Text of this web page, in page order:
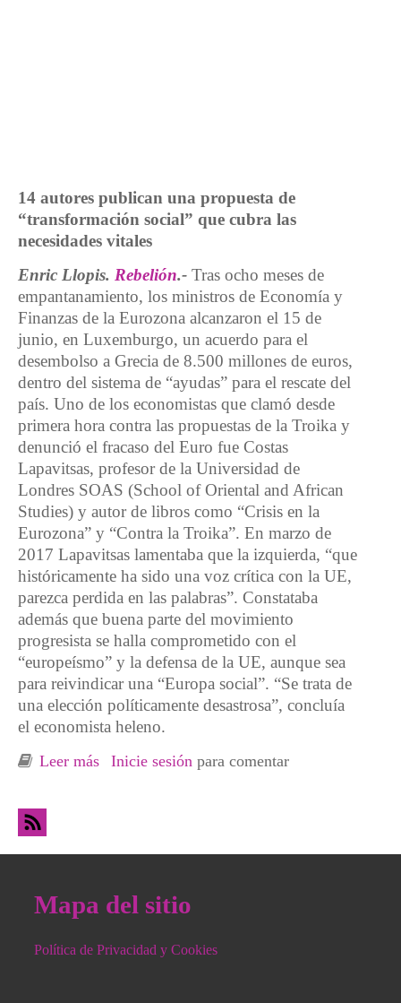
14 autores publican una propuesta de
“transformación social” que cubra las
necesidades vitales
Enric Llopis. Rebelión.- Tras ocho meses de
empantanamiento, los ministros de Economía y
Finanzas de la Eurozona alcanzaron el 15 de
junio, en Luxemburgo, un acuerdo para el
desembolso a Grecia de 8.500 millones de euros,
dentro del sistema de “ayudas” para el rescate del
país. Uno de los economistas que clamó desde
primera hora contra las propuestas de la Troika y
denunció el fracaso del Euro fue Costas
Lapavitsas, profesor de la Universidad de
Londres SOAS (School of Oriental and African
Studies) y autor de libros como “Crisis en la
Eurozona” y “Contra la Troika”. En marzo de
2017 Lapavitsas lamentaba que la izquierda, “que
históricamente ha sido una voz crítica con la UE,
parezca perdida en las palabras”. Constataba
además que buena parte del movimiento
progresista se halla comprometido con el
“europeísmo” y la defensa de la UE, aunque sea
para reivindicar una “Europa social”. “Se trata de
una elección políticamente desastrosa”, concluía
el economista heleno.
Leer más sobre La Soberanía Reproductiva, una
Inicie sesión para comentar
Mapa del sitio
Política de Privacidad y Cookies